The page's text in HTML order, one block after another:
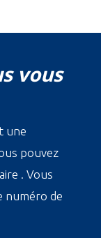
vous
une
pouvez
. Vous
numéro de